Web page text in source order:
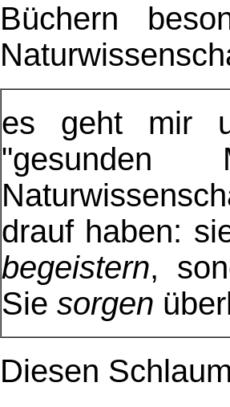
Büchern
es geht mir
"gesunden
drauf haben:
begeistern,
Sie sorgen
Diesen